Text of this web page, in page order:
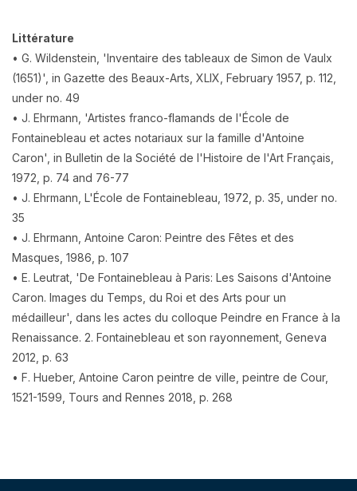
Littérature
• G. Wildenstein, 'Inventaire des tableaux de Simon de Vaulx
(1651)', in Gazette des Beaux-Arts, XLIX, February 1957, p. 112,
under no. 49
• J. Ehrmann, 'Artistes franco-flamands de l'École de
Fontainebleau et actes notariaux sur la famille d'Antoine
Caron', in Bulletin de la Société de l'Histoire de l'Art Français,
1972, p. 74 and 76-77
• J. Ehrmann, L'École de Fontainebleau, 1972, p. 35, under no.
35
• J. Ehrmann, Antoine Caron: Peintre des Fêtes et des
Masques, 1986, p. 107
• E. Leutrat, 'De Fontainebleau à Paris: Les Saisons d'Antoine
Caron. Images du Temps, du Roi et des Arts pour un
médailleur', dans les actes du colloque Peindre en France à la
Renaissance. 2. Fontainebleau et son rayonnement, Geneva
2012, p. 63
• F. Hueber, Antoine Caron peintre de ville, peintre de Cour,
1521-1599, Tours and Rennes 2018, p. 268